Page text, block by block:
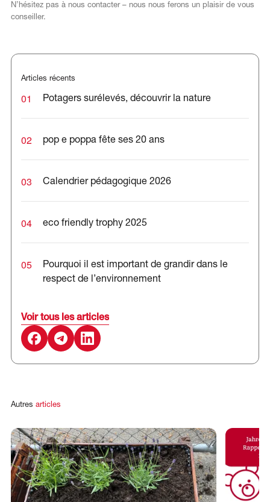
N’hésitez pas à nous contacter – nous nous ferons un plaisir de vous
conseiller.
Articles récents
01 Potagers surélevés, découvrir la nature
02 pop e poppa fête ses 20 ans
03 Calendrier pédagogique 2026
04 eco friendly trophy 2025
05
Pourquoi il est important de grandir dans le
respect de l’environnement
Voir tous les articles
Autres articles